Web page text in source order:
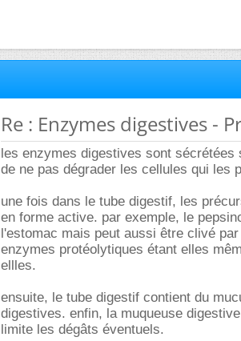
Re : Enzymes digestives -
les enzymes digestives sont
de ne pas dégrader les cellules qui les
une fois dans le tube digestif, les
en forme active. par exemple, le
l'estomac mais peut aussi être clivé
enzymes protéolytiques étant elles
ellles.
ensuite, le tube digestif contient du
digestives. enfin, la muqueuse
limite les dégâts éventuels.